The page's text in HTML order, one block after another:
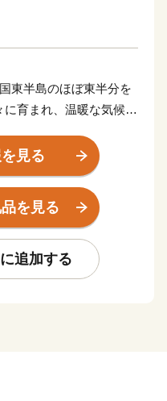
東半島のほぼ東半分を
育まれ、温暖な気候に
どが現存することか
ています。そして、や
の豊かな自然が生み出
、あらゆる旬の幸を
空港を有し、「大分県
見る
を見る
追加する